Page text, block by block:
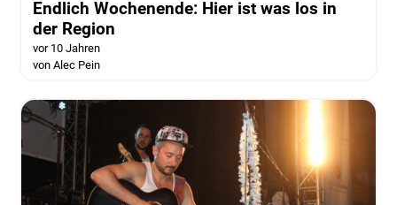
Endlich Wochenende: Hier ist was los in
der Region
vor 10 Jahren
von Alec Pein